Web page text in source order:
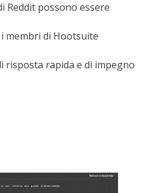
Reddit possono essere
membri di Hootsuite
risposta rapida e di impegno